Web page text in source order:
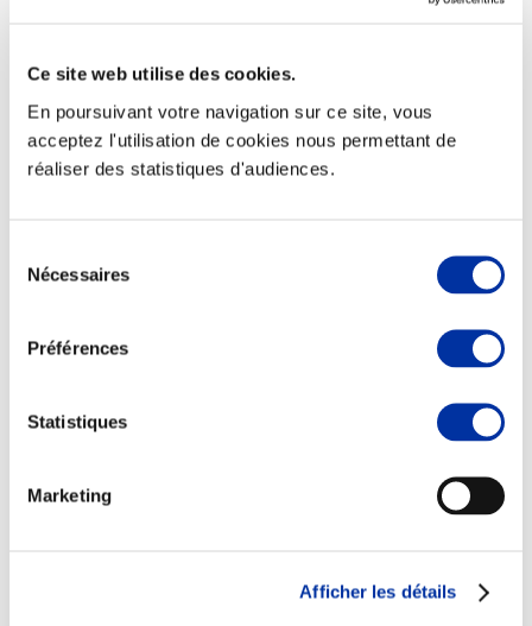
Ce site web utilise des cookies.
En poursuivant votre navigation sur ce site, vous
acceptez l'utilisation de cookies nous permettant de
réaliser des statistiques d'audiences.
Nécessaires
Préférences
Statistiques
Marketing
Afficher les détails
Transport – mise en marché
Abattoir